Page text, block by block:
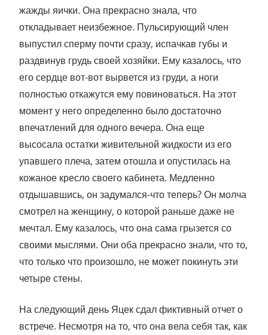
жажды яички. Она прекрасно знала, что
откладывает неизбежное. Пульсирующий член
выпустил сперму почти сразу, испачкав губы и
раздвинув грудь своей хозяйки. Ему казалось, что
его сердце вот-вот вырвется из груди, а ноги
полностью откажутся ему повиноваться. На этот
момент у него определенно было достаточно
впечатлений для одного вечера. Она еще
высосала остатки живительной жидкости из его
упавшего плеча, затем отошла и опустилась на
кожаное кресло своего кабинета. Медленно
отдышавшись, он задумался-что теперь? Он молча
смотрел на женщину, о которой раньше даже не
мечтал. Ему казалось, что она сама грызется со
своими мыслями. Они оба прекрасно знали, что то,
что только что произошло, не может покинуть эти
четыре стены.
На следующий день Яцек сдал фиктивный отчет о
встрече. Несмотря на то, что она вела себя так, как